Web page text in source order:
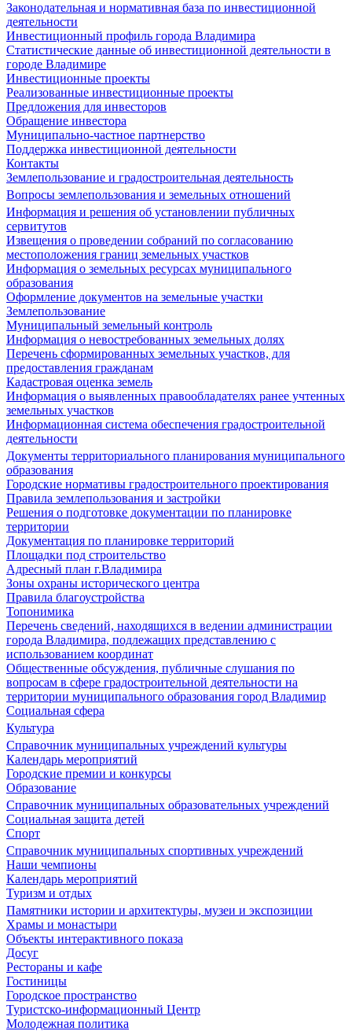
Законодательная и нормативная база по инвестиционной
деятельности
Инвестиционный профиль города Владимира
Статистические данные об инвестиционной деятельности в
городе Владимире
Инвестиционные проекты
Реализованные инвестиционные проекты
Предложения для инвесторов
Обращение инвестора
Муниципально-частное партнерство
Поддержка инвестиционной деятельности
Контакты
Землепользование и градостроительная деятельность
Вопросы землепользования и земельных отношений
Информация и решения об установлении публичных
сервитутов
Извещения о проведении собраний по согласованию
местоположения границ земельных участков
Информация о земельных ресурсах муниципального
образования
Оформление документов на земельные участки
Землепользование
Муниципальный земельный контроль
Информация о невостребованных земельных долях
Перечень сформированных земельных участков, для
предоставления гражданам
Кадастровая оценка земель
Информация о выявленных правообладателях ранее учтенных
земельных участков
Информационная система обеспечения градостроительной
деятельности
Документы территориального планирования муниципального
образования
Городские нормативы градостроительного проектирования
Правила землепользования и застройки
Решения о подготовке документации по планировке
территории
Документация по планировке территорий
Площадки под строительство
Адресный план г.Владимира
Зоны охраны исторического центра
Правила благоустройства
Топонимика
Перечень сведений, находящихся в ведении администрации
города Владимира, подлежащих представлению с
использованием координат
Общественные обсуждения, публичные слушания по
вопросам в сфере градостроительной деятельности на
территории муниципального образования город Владимир
Социальная сфера
Культура
Справочник муниципальных учреждений культуры
Календарь мероприятий
Городские премии и конкурсы
Образование
Справочник муниципальных образовательных учреждений
Социальная защита детей
Спорт
Справочник муниципальных спортивных учреждений
Наши чемпионы
Календарь мероприятий
Туризм и отдых
Памятники истории и архитектуры, музеи и экспозиции
Храмы и монастыри
Объекты интерактивного показа
Досуг
Рестораны и кафе
Гостиницы
Городское пространство
Туристско-информационный Центр
Молодежная политика